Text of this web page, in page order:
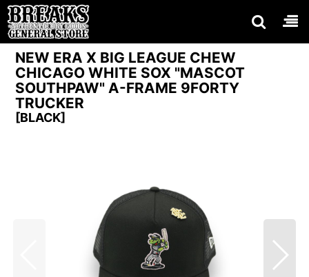
NEW ERA X BIG LEAGUE CHEW
CHICAGO WHITE SOX "MASCOT
SOUTHPAW" A-FRAME 9FORTY
TRUCKER
[BLACK]